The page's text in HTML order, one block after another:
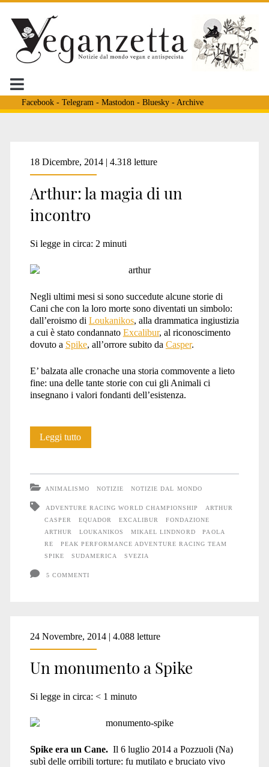
Facebook- Telegram - Mastodon - Bluesky- Archive
Tag:
<span>spike</span>
18 Dicembre, 2014 | 4.318 letture
Arthur: la magia di un
incontro
Si legge in circa: 2 minuti
Negli ultimi mesi si sono succedute alcune storie di
Cani che con la loro morte sono diventati un simbolo:
dall’eroismo di Loukanikos, alla drammatica ingiustizia
a cui è stato condannato Excalibur, al riconoscimento
dovuto a Spike, all’orrore subito da Casper.
E’ balzata alle cronache una storia commovente a lieto
fine: una delle tante storie con cui gli Animali ci
insegnano i valori fondanti dell’esistenza.
Leggi tuttoArthur:
un
incontro
ANIMALISMO NOTIZIE NOTIZIE DAL MONDO
ADVENTURE RACING WORLD CHAMPIONSHIP
ARTHUR
CASPER
EQUADOR EXCALIBUR
FONDAZIONE
ARTHUR
LOUKANIKOS MIKAEL LINDNORD
PAOLA
RE
PEAK PERFORMANCE ADVENTURE RACING TEAM
SPIKE
SUDAMERICA SVEZIA
5 COMMENTI
24 Novembre, 2014 | 4.088 letture
Un monumento a Spike
Si legge in circa: < 1 minuto
Spike era un Cane.Il 6 luglio 2014 a Pozzuoli (Na)
subì delle orribili torture: fu mutilato e bruciato vivo